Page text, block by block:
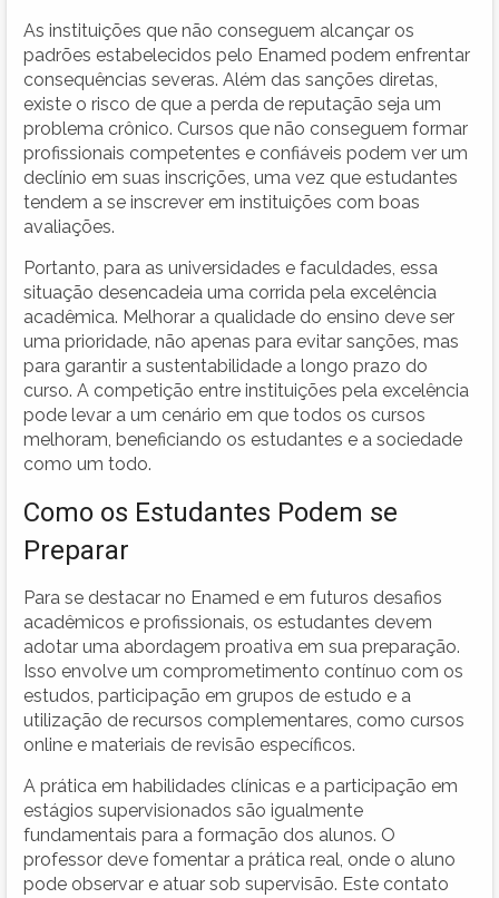
As instituições que não conseguem alcançar os
padrões estabelecidos pelo Enamed podem enfrentar
consequências severas. Além das sanções diretas,
existe o risco de que a perda de reputação seja um
problema crônico. Cursos que não conseguem formar
profissionais competentes e confiáveis podem ver um
declínio em suas inscrições, uma vez que estudantes
tendem a se inscrever em instituições com boas
avaliações.
Portanto, para as universidades e faculdades, essa
situação desencadeia uma corrida pela excelência
acadêmica. Melhorar a qualidade do ensino deve ser
uma prioridade, não apenas para evitar sanções, mas
para garantir a sustentabilidade a longo prazo do
curso. A competição entre instituições pela excelência
pode levar a um cenário em que todos os cursos
melhoram, beneficiando os estudantes e a sociedade
como um todo.
Como os Estudantes Podem se
Preparar
Para se destacar no Enamed e em futuros desafios
acadêmicos e profissionais, os estudantes devem
adotar uma abordagem proativa em sua preparação.
Isso envolve um comprometimento contínuo com os
estudos, participação em grupos de estudo e a
utilização de recursos complementares, como cursos
online e materiais de revisão específicos.
A prática em habilidades clínicas e a participação em
estágios supervisionados são igualmente
fundamentais para a formação dos alunos. O
professor deve fomentar a prática real, onde o aluno
pode observar e atuar sob supervisão. Este contato